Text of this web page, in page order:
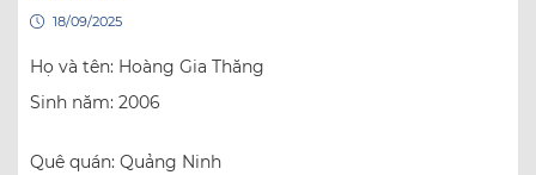
18/09/2025
Họ và tên: Hoàng Gia Thăng
Sinh năm: 2006
Quê quán: Quảng Ninh